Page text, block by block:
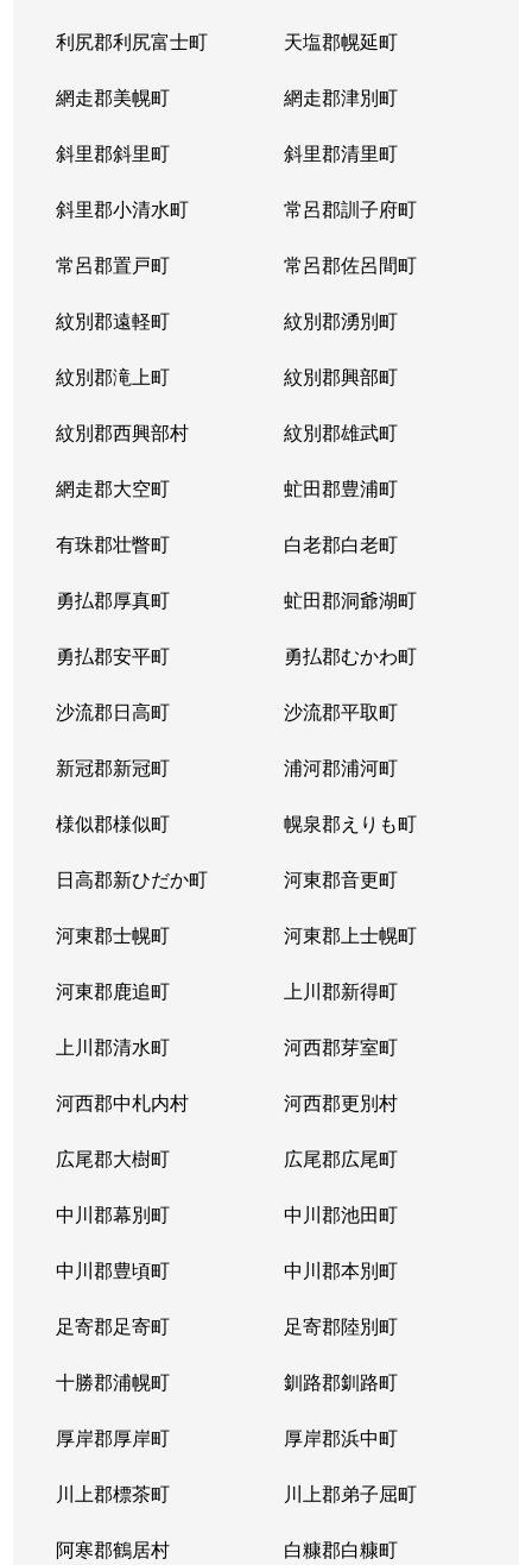
利尻郡利尻富士町 天塩郡幌延町
網走郡美幌町 網走郡津別町
斜里郡斜里町 斜里郡清里町
斜里郡小清水町 常呂郡訓子府町
常呂郡置戸町 常呂郡佐呂間町
紋別郡遠軽町 紋別郡湧別町
紋別郡滝上町 紋別郡興部町
紋別郡西興部村 紋別郡雄武町
網走郡大空町 虻田郡豊浦町
有珠郡壮瞥町 白老郡白老町
勇払郡厚真町 虻田郡洞爺湖町
勇払郡安平町 勇払郡むかわ町
沙流郡日高町 沙流郡平取町
新冠郡新冠町 浦河郡浦河町
様似郡様似町 幌泉郡えりも町
日高郡新ひだか町 河東郡音更町
河東郡士幌町 河東郡上士幌町
河東郡鹿追町 上川郡新得町
上川郡清水町 河西郡芽室町
河西郡中札内村 河西郡更別村
広尾郡大樹町 広尾郡広尾町
中川郡幕別町 中川郡池田町
中川郡豊頃町 中川郡本別町
足寄郡足寄町 足寄郡陸別町
十勝郡浦幌町 釧路郡釧路町
厚岸郡厚岸町 厚岸郡浜中町
川上郡標茶町 川上郡弟子屈町
阿寒郡鶴居村 白糠郡白糠町